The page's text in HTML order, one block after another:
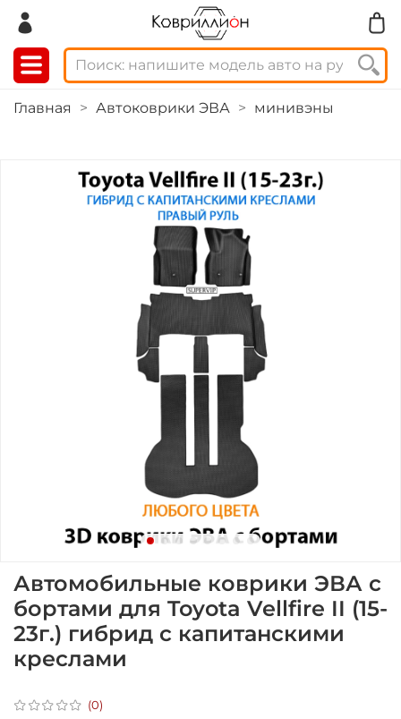
Главная Автоковрики ЭВА минивэны
(0)
Автомобильные коврики ЭВА с
бортами для Toyota Vellfire II (15-
23г.) гибрид с капитанскими
креслами